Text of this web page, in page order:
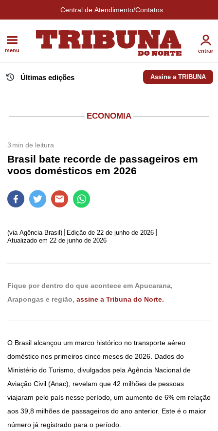
Central de Atendimento/Contatos
menu entrar
Últimas edições Assine a TRIBUNA
ECONOMIA
3 min de leitura
Brasil bate recorde de passageiros em
voos domésticos em 2026
(via Agência Brasil) Edição de 22 de junho de 2026
Atualizado em 22 de junho de 2026
Fique por dentro do que acontece em Apucarana,
Arapongas e região, assine a Tribuna do Norte.
O Brasil alcançou um marco histórico no transporte aéreo
doméstico nos primeiros cinco meses de 2026. Dados do
Ministério do Turismo, divulgados pela Agência Nacional de
Aviação Civil (Anac), revelam que 42 milhões de pessoas
viajaram pelo país nesse período, um aumento de 6% em relação
aos 39,8 milhões de passageiros do ano anterior. Este é o maior
número já registrado para o período.